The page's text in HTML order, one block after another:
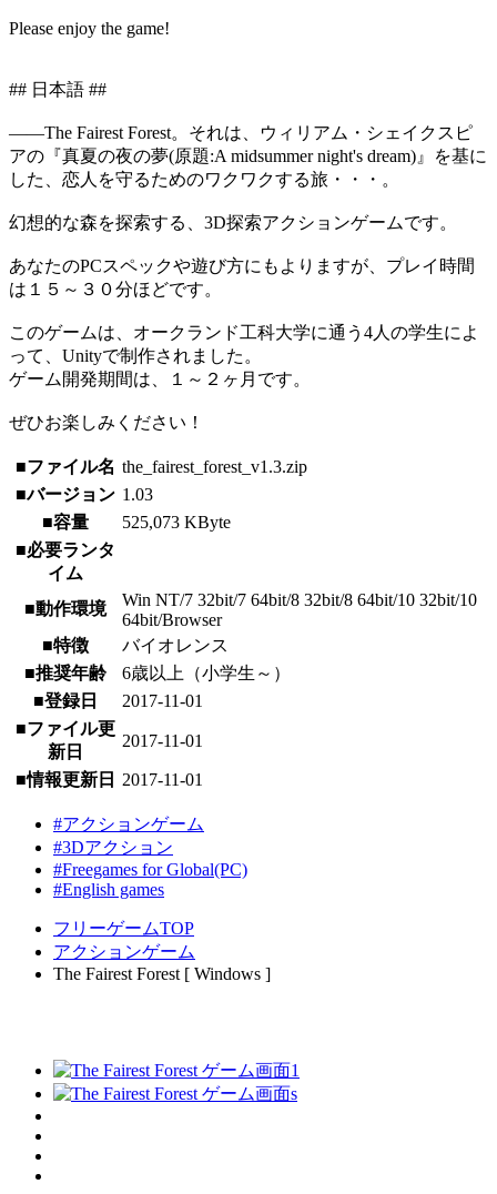
Please enjoy the game!
## 日本語 ##
――The Fairest Forest。それは、ウィリアム・シェイクスピ
アの『真夏の夜の夢(原題:A midsummer night's dream)』を基に
した、恋人を守るためのワクワクする旅・・・。
幻想的な森を探索する、3D探索アクションゲームです。
あなたのPCスペックや遊び方にもよりますが、プレイ時間
は１５～３０分ほどです。
このゲームは、オークランド工科大学に通う4人の学生によ
って、Unityで制作されました。
ゲーム開発期間は、１～２ヶ月です。
ぜひお楽しみください！
■ファイル名 the_fairest_forest_v1.3.zip
■バージョン 1.03
■容量
525,073 KByte
■必要ランタ
イム
■動作環境
Win NT/7 32bit/7 64bit/8 32bit/8 64bit/10 32bit/10
64bit/Browser
■特徴
バイオレンス
■推奨年齢
6歳以上（小学生～）
■登録日
2017-11-01
■ファイル更
新日
2017-11-01
■情報更新日 2017-11-01
#アクションゲーム
#3Dアクション
#Freegames for Global(PC)
#English games
フリーゲームTOP
アクションゲーム
The Fairest Forest [ Windows ]